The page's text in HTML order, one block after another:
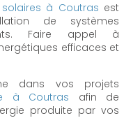
à Coutras est
de systèmes
Faire appel à
efficaces et
dans vos projets
à Coutras afin de
produite par vos